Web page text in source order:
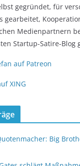
gegründet, für
gearbeitet,
Medienpartnern
Startup-Satire-Blog
auf Patreon
XING
Big